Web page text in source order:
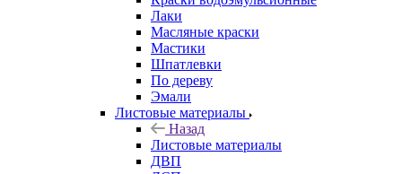
Лаки
Масляные краски
Мастики
Шпатлевки
По дереву
Эмали
Листовые материалы
Назад
Листовые материалы
ДВП